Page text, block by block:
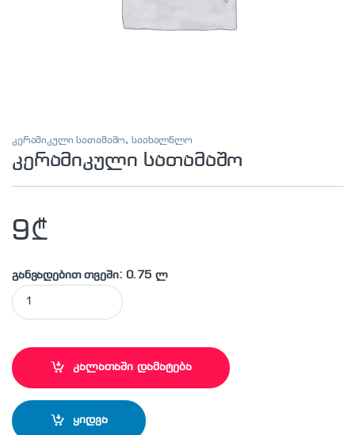
კერამიკული სათამაშო,საახალწლო
კერამიკული სათამაშო
9₾
განვადებით თვეში: 0.75 ლ
კერამიკული სათამაშო quantity
კალათაში დამატება
ყიდვა